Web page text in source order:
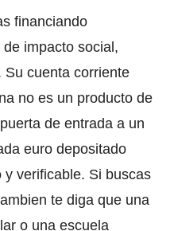
financiando
impacto social,
Su cuenta corriente
no es un producto de
de entrada a un
euro depositado
verificable. Si buscas
te diga que una
o una escuela